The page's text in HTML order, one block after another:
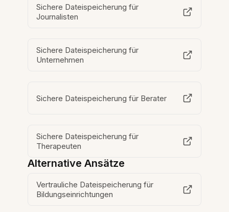
Sichere Dateispeicherung für
Journalisten
Sichere Dateispeicherung für
Unternehmen
Sichere Dateispeicherung für Berater
Sichere Dateispeicherung für
Therapeuten
Alternative Ansätze
Vertrauliche Dateispeicherung für
Bildungseinrichtungen